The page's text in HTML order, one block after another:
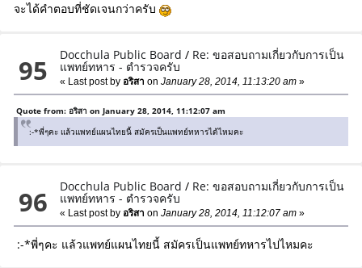
จะได้คำตอบที่ชัดเจนกว่าครับ
95 Docchula Public Board / Re: ขอสอบถามเกี่ยวกับการเป็น
แพทย์ทหาร - ตำรวจครับ
« Last post by อริสาon January 28, 2014, 11:13:20 am »
Quote from: อริสา on January 28, 2014, 11:12:07 am
:-*พี่ๆคะ แล้วแพทย์แผนไทยนี้ สมัครเป็นแพทย์ทหารได้ไหมคะ
96 Docchula Public Board / Re: ขอสอบถามเกี่ยวกับการเป็น
แพทย์ทหาร - ตำรวจครับ
« Last post by อริสาon January 28, 2014, 11:12:07 am »
:-*พี่ๆคะ แล้วแพทย์แผนไทยนี้ สมัครเป็นแพทย์ทหารไปไหมคะ